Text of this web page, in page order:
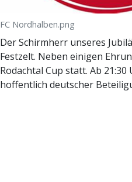
FC Nordhalben.png
Der Schirmherr unseres
Festzelt. Neben einigen
Rodachtal Cup statt. Ab
hoffentlich deutscher